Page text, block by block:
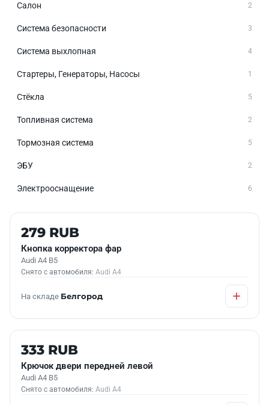
Салон 2
Система безопасности 3
Система выхлопная 4
Стартеры, Генераторы, Насосы 1
Стёкла 5
Топливная система 2
Тормозная система 5
ЭБУ 2
Электрооснащение 6
Б/У В НАЛИЧИИ
279 RUB
Кнопка корректора фар
Audi A4 B5
Снято с автомобиля: Audi A4
На складе Белгород
Б/У В НАЛИЧИИ
333 RUB
Крючок двери передней левой
Audi A4 B5
Снято с автомобиля: Audi A4